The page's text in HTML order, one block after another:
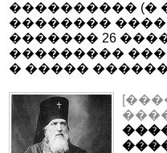
���������� (�
��������
������� 26
���������
� �����